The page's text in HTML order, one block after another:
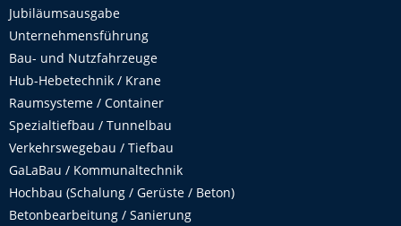
Jubiläumsausgabe
Unternehmensführung
Bau- und Nutzfahrzeuge
Hub-Hebetechnik / Krane
Raumsysteme / Container
Spezialtiefbau / Tunnelbau
Verkehrswegebau / Tiefbau
GaLaBau / Kommunaltechnik
Hochbau (Schalung / Gerüste / Beton)
Betonbearbeitung / Sanierung